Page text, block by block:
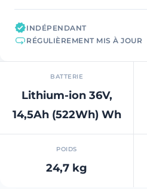
INDÉPENDANT
RÉGULIÈREMENT MIS À JOUR
BATTERIE
Lithium-ion 36V,
14,5Ah (522Wh) Wh
POIDS
24,7 kg